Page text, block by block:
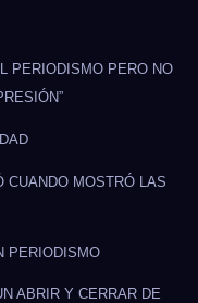
PERIODISMO PERO NO
CUANDO MOSTRÓ LAS
PERIODISMO
ABRIR Y CERRAR DE